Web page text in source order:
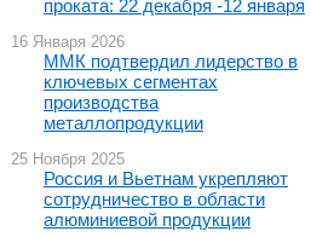
проката: 22 декабря -12 января
16 Января 2026
ММК подтвердил лидерство в
ключевых сегментах
производства
металлопродукции
25 Ноября 2025
Россия и Вьетнам укрепляют
сотрудничество в области
алюминиевой продукции